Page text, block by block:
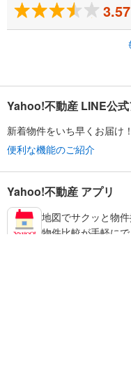
3.57
Yahoo!不動産 LINE公式
新着物件をいち早くお届け！
便利な機能のご紹介
Yahoo!不動産 アプリ
地図でサクッと物
物件比較が手軽に